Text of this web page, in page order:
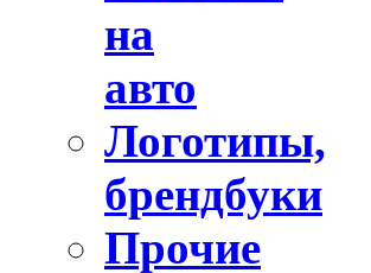
на
авто
Логотипы,
брендбуки
Прочие